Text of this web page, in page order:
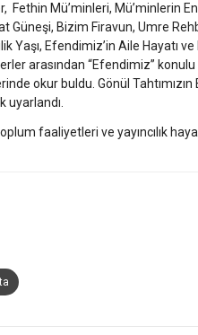
Fethin Mü’minleri, Mü’minlerin
Güneşi, Bizim Firavun, Umre
Yaşı, Efendimiz’in Aile Hayatı
arasından “Efendimiz”
okur buldu. Gönül
faaliyetleri ve yayıncılık